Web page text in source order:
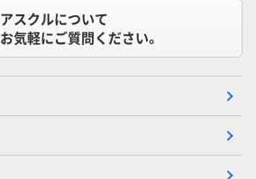
アスクルについて
お気軽にご質問ください。